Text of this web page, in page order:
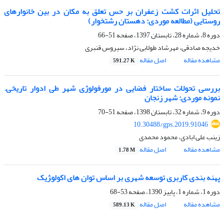
تحلیل اثرات کشت زعفران بر حس تعلق به مکان در بین خانوارهای
روستایی (مطالعه موردی: دهستان رشتخوار)
دوره 8، شماره 28، تابستان 1397، صفحه
51-66
خدیجه صادقی، مهرشاد طولابی نژاد، سیروس قنبری
مشاهده مقاله
اصل مقاله 591.27 K
بررسی تحولات ساختار فضایی در مورفولوژی شهر طی ادوار تاریخی.
نمونه موردی: شهر زنجان
دوره 9، شماره 32، تابستان 1398، صفحه
51-70
10.30488/gps.2019.91046
زینب علی ابادی، محمود محمدی
مشاهده مقاله
اصل مقاله 1.78 M
پهنه بندی کاربری توسعه شهری بر اساس توان های اکولو‍ژیک
دوره 1، شماره 1، پاییز 1390، صفحه
53-68
مشاهده مقاله
اصل مقاله 589.13 K